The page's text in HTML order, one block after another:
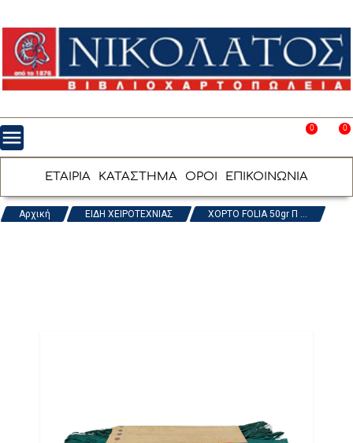
menu 0
favorite_border 0
shopping_cart
ΕΤΑΙΡΙΑ ΚΑΤΑΣΤΗΜΑ ΟΡΟΙ ΕΠΙΚΟΙΝΩΝΙΑ
Αρχική ΕΙΔΗ ΧΕΙΡΟΤΕΧΝΙΑΣ ΧΟΡΤΟ FOLIA 50gr Π ...